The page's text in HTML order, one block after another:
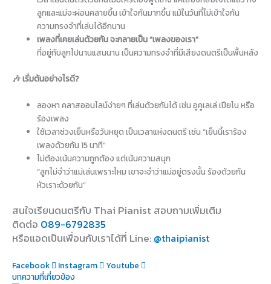
ลูกและแม่จะผ่อนคลายขึ้น เข้าใจกันมากขึ้น แม้ในวันที่ไม่เข้าใจกัน
ความทรงจำที่เล่นได้อีกนาน
เพลงที่เคยเล่นด้วยกัน จะกลายเป็น “เพลงของเรา”
ที่อยู่กับลูกไปนานแสนนาน เป็นความทรงจำที่มีเสียงดนตรีเป็นพื้นหลัง
🎶 เริ่มต้นอย่างไรดี?
ลองหา คลาสออนไลน์ง่ายๆ ที่เล่นด้วยกันได้ เช่น อูคูเลเล่ เปียโน หรือ
ร้องเพลง
ใช้เวลาช่วงเย็นหรือวันหยุด เป็นเวลาแห่งดนตรี เช่น “เย็นนี้เราร้อง
เพลงด้วยกัน 15 นาที”
ไม่ต้องเน้นความถูกต้อง แต่เน้นความสนุก
“ลูกไม่จำว่าแม่เล่นเพราะไหม เขาจะจำว่าแม่อยู่ตรงนั้น ร้องด้วยกัน
หัวเราะด้วยกัน”
สนใจเรียนดนตรีกับ Thai Pianist สอบถามเพิ่มเติม
ติดต่อ 089-6792835
หรือแอดเป็นเพื่อนกับเราได้ที่ Line: @thaipianist
Facebook Instagram
Youtube
บทความที่เกี่ยวข้อง